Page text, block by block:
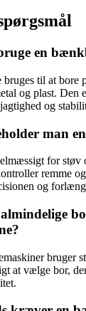
en
til at bore
og plast. Den
og
man
for støv
remme
og
bruger
at vælge bor,